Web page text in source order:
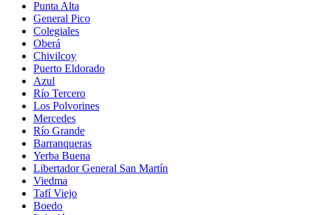
Punta Alta
General Pico
Colegiales
Oberá
Chivilcoy
Puerto Eldorado
Azul
Río Tercero
Los Polvorines
Mercedes
Río Grande
Barranqueras
Yerba Buena
Libertador General San Martín
Viedma
Tafí Viejo
Boedo